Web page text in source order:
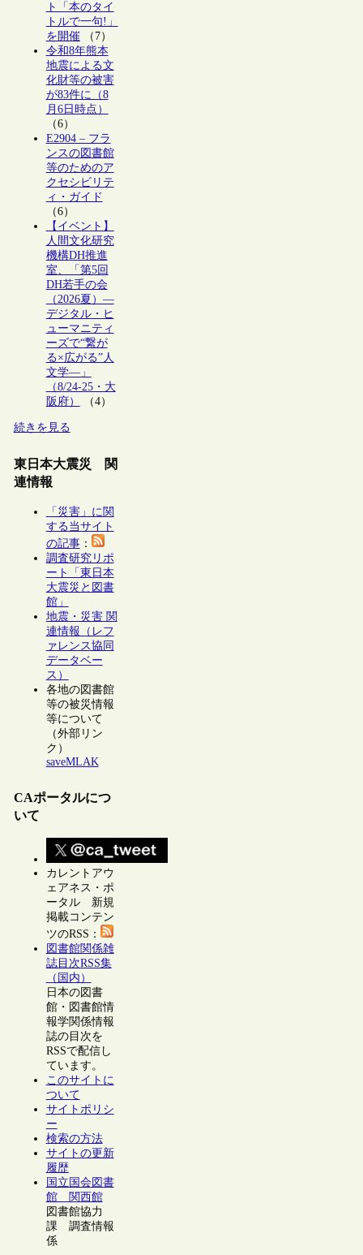
ト「本のタイ
トルで一句!」
を開催（7）
令和8年熊本
地震による文
化財等の被害
が83件に（8
月6日時点）
（6）
E2904 – フラ
ンスの図書館
等のためのア
クセシビリテ
ィ・ガイド
（6）
【イベント】
人間文化研究
機構DH推進
室、「第5回
DH若手の会
（2026夏）―
デジタル・ヒ
ューマニティ
ーズで“繋が
る×広がる”人
文学―」
（8/24-25・大
阪府）
（4）
続きを見る
東日本大震災 関
連情報
「災害」に関
する当サイト
の記事：
調査研究リポ
ート「東日本
大震災と図書
館」
地震・災害 関
連情報（レフ
ァレンス協同
データベー
ス）
各地の図書館
等の被災情報
等について
（外部リン
ク）
saveMLAK
CAポータルにつ
いて
カレントアウ
ェアネス・ポ
ータル 新規
掲載コンテン
ツのRSS：
図書館関係雑
誌目次RSS集
（国内）
日本の図書
館・図書館情
報学関係情報
誌の目次を
RSSで配信し
ています。
このサイトに
ついて
サイトポリシ
ー
検索の方法
サイトの更新
履歴
国立国会図書
館 関西館
図書館協力
課 調査情報
係